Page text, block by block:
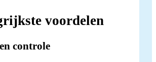
voordelen
controle